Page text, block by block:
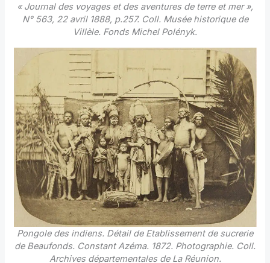
« Journal des voyages et des aventures de terre et mer »,
N° 563, 22 avril 1888, p.257. Coll. Musée historique de
Villèle. Fonds Michel Polényk.
Pongole des indiens. Détail de Etablissement de sucrerie
de Beaufonds. Constant Azéma. 1872. Photographie. Coll.
Archives départementales de La Réunion.